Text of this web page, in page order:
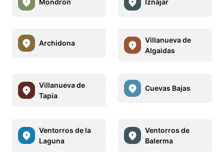
Mondrón Iznájar
Archidona
Villanueva de
Algaidas
Villanueva de
Tapia
Cuevas Bajas
Ventorros de la
Laguna
Ventorros de
Balerma